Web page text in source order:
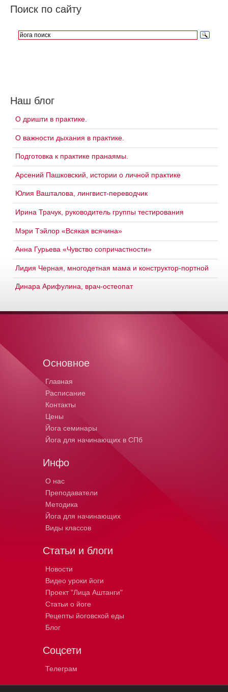
Поиск по сайту
Наш блог
О дришти в практике.
О важности дыхания в практике.
Подготовка к практике пранаямы.
Арсений Пашковский, истории о личной практике
Юлия Вашталова, лингвист-переводчик
Ирина Трачук, руководитель группы тестирования
Мэри Тэйлор «Всякая всячина»
Анна Гурьева «Чувство сопричастности»
Лидия Черная, многодетная мама и конструктор-портной
Динара Арифулина, врач-остеопат
Основное
Главная
Расписание
Контакты
Цены
Йога семинары
Йога для начинающих в СПб
Инфо
О нас
Преподаватели
Методика
Йога для начинающих
Виды классов
Статьи и блоги
Новости
Видео уроки йоги
Проект "Лица Аштанги"
Статьи о йоге
Рецепты йоговской еды
Блог
Соцсети
Телеграм